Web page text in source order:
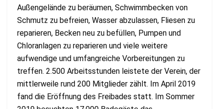
Außengelände zu beräumen, Schwimmbecken von
Schmutz zu befreien, Wasser abzulassen, Fliesen zu
reparieren, Becken neu zu befüllen, Pumpen und
Chloranlagen zu reparieren und viele weitere
aufwendige und umfangreiche Vorbereitungen zu
treffen. 2.500 Arbeitsstunden leistete der Verein, der
mittlerweile rund 200 Mitglieder zählt. Im April 2019
fand die Eröffnung des Freibades statt. Im Sommer